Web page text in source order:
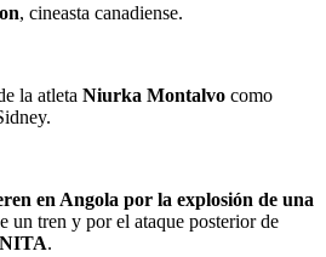
, cineasta canadiense.
la atleta Niurka Montalvo como
en Angola por la explosión de una
un tren y por el ataque posterior de
.